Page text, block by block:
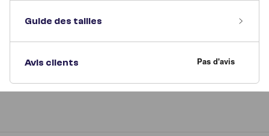
Guide des tailles
Avis clients